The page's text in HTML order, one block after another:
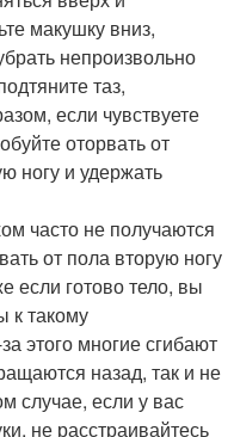
макушку вниз,
непроизвольно
таз,
если чувствуете
оторвать от
ногу и удержать
часто не получаются
от пола вторую ногу
если готово тело, вы
к такому
этого многие сгибают
назад, так и не
случае, если у вас
не расстраивайтесь